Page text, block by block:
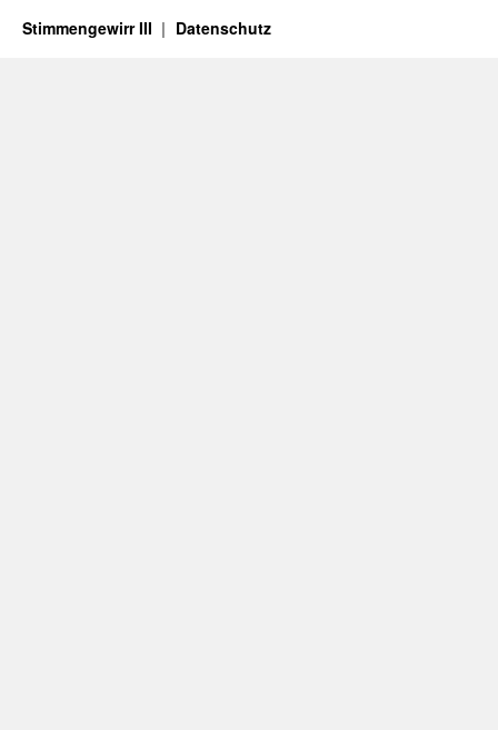
Stimmengewirr III Datenschutz